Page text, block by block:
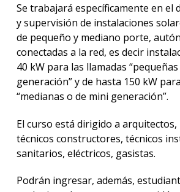
Se trabajará específicamente en el
y supervisión de instalaciones
de pequeño y mediano porte,
conectadas a la red, es decir
40 kW para las llamadas
generación” y de hasta 150 kW
“medianas o de mini generación”.
El curso está dirigido a
técnicos constructores, técnicos
sanitarios, eléctricos, gasistas.
Podrán ingresar, además,